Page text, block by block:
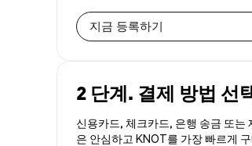
지금 등록하기
2 단계. 결제 방법 선
신용카드, 체크카드, 은행 송금 또는
은 안심하고 KNOT를 가장 빠르게